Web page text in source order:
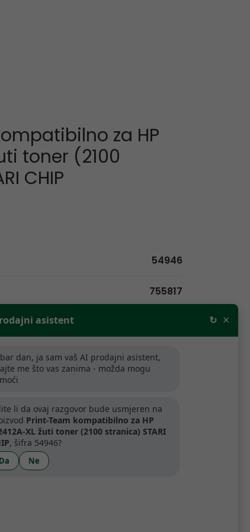
za HP
toner (2100
CHIP
54946
755817
cijene bez PDV-a. Za tvrtke
odobravamo popuste.
za tvrtke koje se bave
asistent ↻ ×
dan, ja sam vaš AI prodajni asistent,
me što vas zanima - možda mogu
li da ovaj razgovor bude usmjeren na
Print-Team kompatibilno za HP
XL žuti toner (2100 stranica) STARI
, šifra 54946?
Da Ne